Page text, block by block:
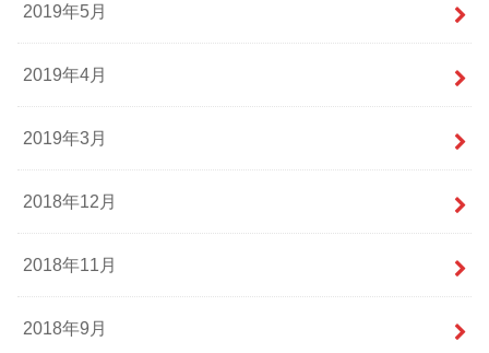
2019年5月
2019年4月
2019年3月
2018年12月
2018年11月
2018年9月